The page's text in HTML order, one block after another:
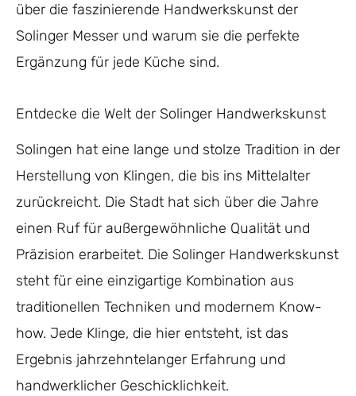
über die faszinierende Handwerkskunst der
Solinger Messer und warum sie die perfekte
Ergänzung für jede Küche sind.
Entdecke die Welt der Solinger Handwerkskunst
Solingen hat eine lange und stolze Tradition in der
Herstellung von Klingen, die bis ins Mittelalter
zurückreicht. Die Stadt hat sich über die Jahre
einen Ruf für außergewöhnliche Qualität und
Präzision erarbeitet. Die Solinger Handwerkskunst
steht für eine einzigartige Kombination aus
traditionellen Techniken und modernem Know-
how. Jede Klinge, die hier entsteht, ist das
Ergebnis jahrzehntelanger Erfahrung und
handwerklicher Geschicklichkeit.